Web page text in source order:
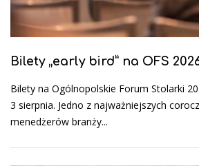
Bilety „early bird” na OFS
Bilety na Ogólnopolskie Forum Stolarki
3 sierpnia. Jedno z najważniejszych
menedżerów branży...